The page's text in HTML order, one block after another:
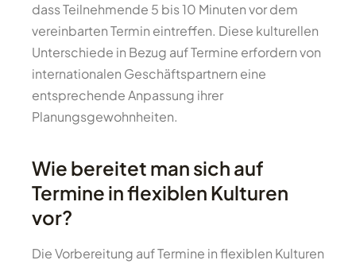
dass Teilnehmende 5 bis 10 Minuten vor dem
vereinbarten Termin eintreffen. Diese kulturellen
Unterschiede in Bezug auf Termine erfordern von
internationalen Geschäftspartnern eine
entsprechende Anpassung ihrer
Planungsgewohnheiten.
Wie bereitet man sich auf
Termine in flexiblen Kulturen
vor?
Die Vorbereitung auf Termine in flexiblen Kulturen